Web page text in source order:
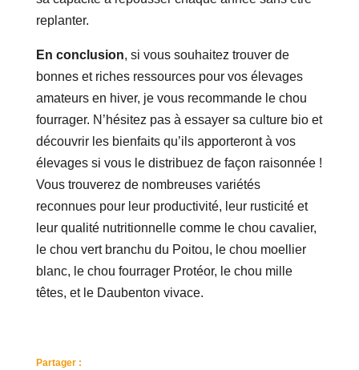
replanter.
En conclusion, si vous souhaitez trouver de
bonnes et riches ressources pour vos élevages
amateurs en hiver, je vous recommande le chou
fourrager. N’hésitez pas à essayer sa culture bio et
découvrir les bienfaits qu’ils apporteront à vos
élevages si vous le distribuez de façon raisonnée !
Vous trouverez de nombreuses variétés
reconnues pour leur productivité, leur rusticité et
leur qualité nutritionnelle comme le chou cavalier,
le chou vert branchu du Poitou, le chou moellier
blanc, le chou fourrager Protéor, le chou mille
têtes, et le Daubenton vivace.
Partager :